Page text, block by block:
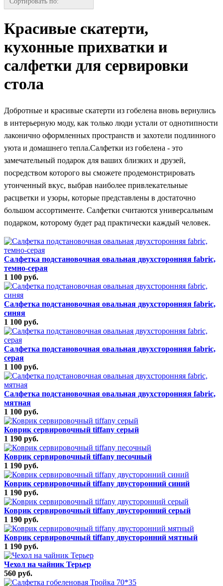
Красивые скатерти,
кухонные прихватки и
салфетки для сервировки
стола
Добротные и красивые скатерти из гобелена вновь вернулись
в интерьерную моду, как только люди устали от однотипности
лаконично оформленных пространств и захотели подлинного
уюта и домашнего тепла.Салфетки из гобелена - это
замечательный подарок для ваших близких и друзей,
посредством которого вы сможете продемонстрировать
утонченный вкус, выбрав наиболее привлекательные
расцветки и узоры, которые представлены в достаточно
большом ассортименте. Салфетки считаются универсальным
подарком, которому будет рад практически каждый человек.
Салфетка подстановочная овальная двухсторонняя fabric,
темно-серая
1 100 руб.
Салфетка подстановочная овальная двухсторонняя fabric,
синяя
1 100 руб.
Салфетка подстановочная овальная двухсторонняя fabric,
серая
1 100 руб.
Салфетка подстановочная овальная двухсторонняя fabric,
мятная
1 100 руб.
Коврик сервировочный tiffany серый
1 190 руб.
Коврик сервировочный tiffany песочный
1 190 руб.
Коврик сервировочный tiffany двусторонний синий
1 190 руб.
Коврик сервировочный tiffany двусторонний серый
1 190 руб.
Коврик сервировочный tiffany двусторонний мятный
1 190 руб.
Чехол на чайник Терьер
560 руб.